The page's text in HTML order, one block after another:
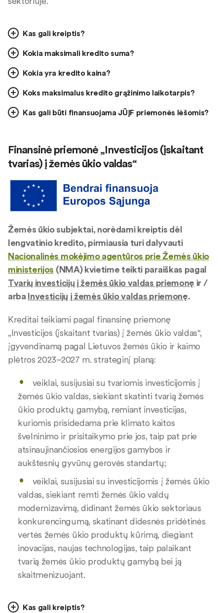
Kas gali kreiptis?
Kokia maksimali kredito suma?
Kokia yra kredito kaina?
Koks maksimalus kredito grąžinimo laikotarpis?
Kas gali būti finansuojama JŪĮF priemonės lėšomis?
Finansinė priemonė „Investicijos (įskaitant
tvarias) į žemės ūkio valdas“
Žemės ūkio subjektai, norėdami kreiptis dėl
lengvatinio kredito, pirmiausia turi dalyvauti
Nacionalinės mokėjimo agentūros prie Žemės ūkio
ministerijos (NMA) kvietime teikti paraiškas pagal
Tvarių investicijų į žemės ūkio valdas priemonę ir /
arba Investicijų į žemės ūkio valdas priemonę.
Kreditai teikiami pagal finansinę priemonę
„Investicijos (įskaitant tvarias) į žemės ūkio valdas“,
įgyvendinamą pagal Lietuvos žemės ūkio ir kaimo
plėtros 2023–2027 m. strateginį planą:
veiklai, susijusiai su tvariomis investicijomis į
žemės ūkio valdas, siekiant skatinti tvarią žemės
ūkio produktų gamybą, remiant investicijas,
kuriomis prisidedama prie klimato kaitos
švelninimo ir prisitaikymo prie jos, taip pat prie
atsinaujinančiosios energijos gamybos ir
aukštesnių gyvūnų gerovės standartų;
veiklai, susijusiai su investicijomis į žemės ūkio
valdas, siekiant remti žemės ūkio valdų
modernizavimą, didinant žemės ūkio sektoriaus
konkurencingumą, skatinant didesnės pridėtinės
vertės žemės ūkio produktų kūrimą, diegiant
inovacijas, naujas technologijas, taip palaikant
tvarią žemės ūkio produktų gamybą bei ją
skaitmenizuojant.
Kas gali kreiptis?